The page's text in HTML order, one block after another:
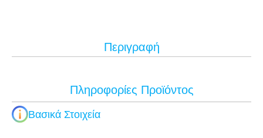
Περιγραφή
Πληροφορίες Προϊόντος
Βασικά Στοιχεία